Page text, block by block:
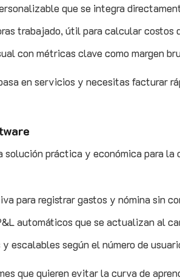
que se integra
trabajado, útil para calcular costos
con métricas clave como margen
en servicios y necesitas facturar
solución práctica y económica para
para registrar gastos y nómina sin
automáticos que se actualizan al
escalables según el número de
que quieren evitar la curva de